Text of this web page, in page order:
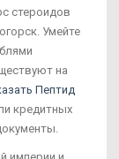
стероидов
Умейте
на
Пептид
кредитных